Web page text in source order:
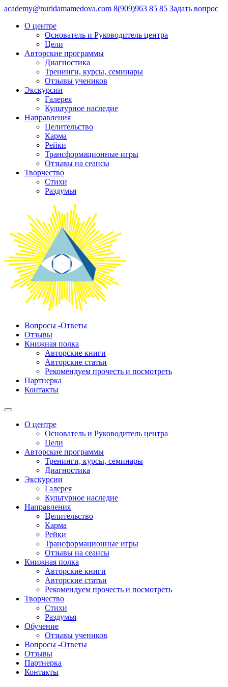
academy@nuridamamedova.com 8(909)963 85 85 Задать вопрос
О центре
Основатель и Руководитель центра
Цели
Авторские программы
Диагностика
Тренинги, курсы, семинары
Отзывы учеников
Экскурсии
Галерея
Культурное наследие
Направления
Целительство
Карма
Рейки
Трансформационные игры
Отзывы на сеансы
Творчество
Стихи
Раздумья
Вопросы -Ответы
Отзывы
Книжная полка
Авторские книги
Авторские статьи
Рекомендуем прочесть и посмотреть
Партнерка
Контакты
О центре
Основатель и Руководитель центра
Цели
Авторские программы
Тренинги, курсы, семинары
Диагностика
Экскурсии
Галерея
Культурное наследие
Направления
Целительство
Карма
Рейки
Трансформационные игры
Отзывы на сеансы
Книжная полка
Авторские книги
Авторские статьи
Рекомендуем прочесть и посмотреть
Творчество
Стихи
Раздумья
Обучение
Отзывы учеников
Вопросы -Ответы
Отзывы
Партнерка
Контакты